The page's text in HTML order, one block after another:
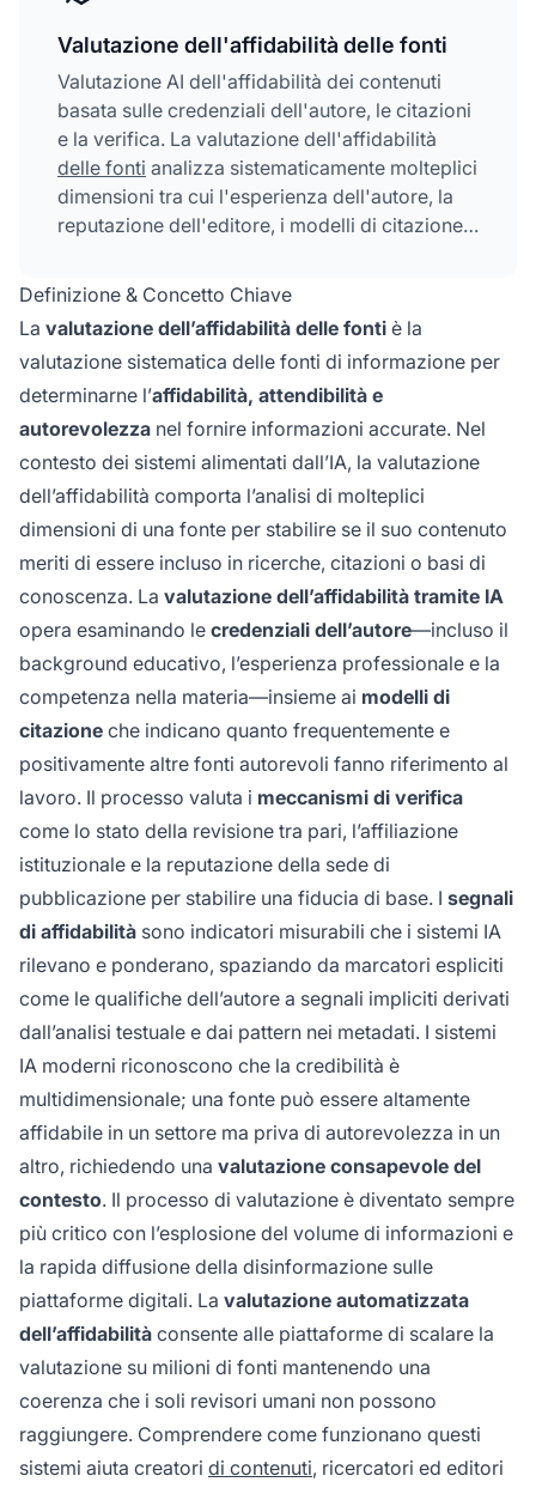
Valutazione dell'affidabilità delle fonti
Valutazione AI dell'affidabilità dei contenuti
basata sulle credenziali dell'autore, le citazioni
e la verifica. La valutazione dell'affidabilità
delle fonti analizza sistematicamente molteplici
dimensioni tra cui l'esperienza dell'autore, la
reputazione dell'editore, i modelli di citazione e
le fonti di informazione meritano di essere
riassunti generati dall'IA. Questo processo
automatizzato consente alle piattaforme di
valutare la credibilità su milioni di fonti
mantenendo una coerenza che i soli revisori
umani non possono raggiungere.
Definizione & Concetto Chiave
La valutazione dell’affidabilità delle fonti è la
valutazione sistematica delle fonti di informazione per
determinarne l’affidabilità, attendibilità e
autorevolezza nel fornire informazioni accurate. Nel
contesto dei sistemi alimentati dall’IA, la valutazione
dell’affidabilità comporta l’analisi di molteplici
dimensioni di una fonte per stabilire se il suo contenuto
meriti di essere incluso in ricerche, citazioni o basi di
conoscenza. La valutazione dell’affidabilità tramite IA
opera esaminando le credenziali dell’autore—incluso il
background educativo, l’esperienza professionale e la
competenza nella materia—insieme ai modelli di
citazione che indicano quanto frequentemente e
positivamente altre fonti autorevoli fanno riferimento al
lavoro. Il processo valuta i meccanismi di verifica
come lo stato della revisione tra pari, l’affiliazione
istituzionale e la reputazione della sede di
pubblicazione per stabilire una fiducia di base. I segnali
di affidabilità sono indicatori misurabili che i sistemi IA
rilevano e ponderano, spaziando da marcatori espliciti
come le qualifiche dell’autore a segnali impliciti derivati
dall’analisi testuale e dai pattern nei metadati. I sistemi
IA moderni riconoscono che la credibilità è
multidimensionale; una fonte può essere altamente
affidabile in un settore ma priva di autorevolezza in un
altro, richiedendo una valutazione consapevole del
contesto. Il processo di valutazione è diventato sempre
più critico con l’esplosione del volume di informazioni e
la rapida diffusione della disinformazione sulle
piattaforme digitali. La valutazione automatizzata
dell’affidabilità consente alle piattaforme di scalare la
valutazione su milioni di fonti mantenendo una
coerenza che i soli revisori umani non possono
raggiungere. Comprendere come funzionano questi
sistemi aiuta creatori di contenuti, ricercatori ed editori